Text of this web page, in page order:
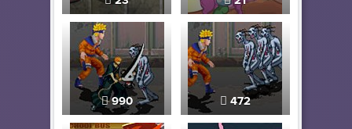
990 472